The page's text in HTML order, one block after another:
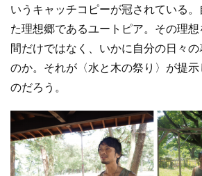
いうキャッチコピーが冠されている
た理想郷であるユートピア。その理
間だけではなく、いかに自分の日々の
のか。それが〈水と木の祭り〉が提
のだろう。